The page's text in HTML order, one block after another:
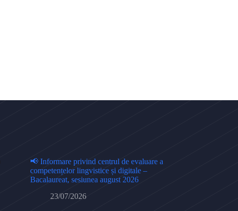
📢 Informare privind centrul de evaluare a
competențelor lingvistice și digitale –
Bacalaureat, sesiunea august 2026
23/07/2026